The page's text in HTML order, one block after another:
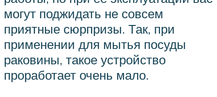
могут поджидать не совсем
приятные сюрпризы. Так, при
применении для мытья посуды
раковины, такое устройство
проработает очень мало.